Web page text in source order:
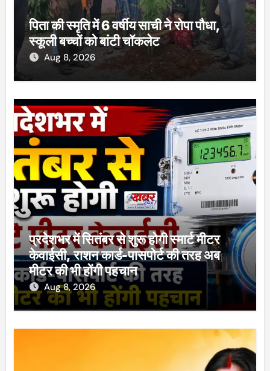
पिता की स्मृति में 6 वर्षीय साची ने रोपा पौधा,
स्कूली बच्चों को बांटी चॉकलेट
Aug 8, 2026
प्रदेशभर में सितंबर से शुरू होगी स्मार्ट मीटर
केवाईसी, राशन कार्ड-पासपोर्ट की तरह अब
मीटर की भी होंगी पहचान
Aug 8, 2026